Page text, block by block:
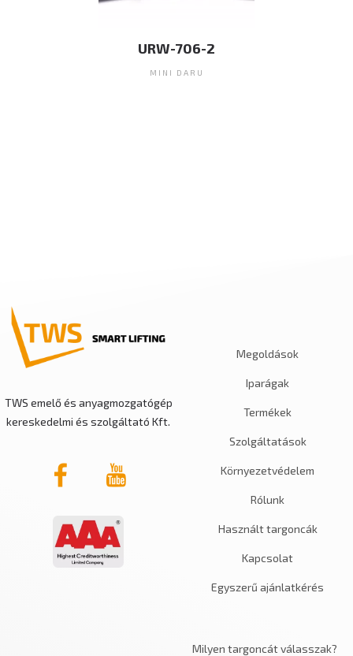
URW-706-2
MINI DARU
TWS emelő és anyagmozgatógép
kereskedelmi és szolgáltató Kft.
Megoldások
Iparágak
Termékek
Szolgáltatások
Környezetvédelem
Rólunk
Használt targoncák
Kapcsolat
Egyszerű ajánlatkérés
Milyen targoncát válasszak?